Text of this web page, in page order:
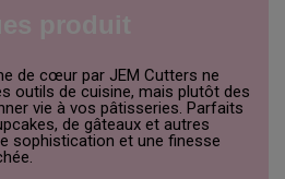
de cœur par JEM Cutters ne
outils de cuisine, mais plutôt des
vie à vos pâtisseries. Parfaits
de gâteaux et autres
sophistication et une finesse